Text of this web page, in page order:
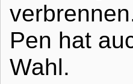
Pen hat
Wahl.